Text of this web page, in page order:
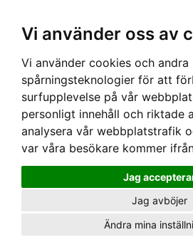
Vi använder oss av
Vi använder cookies och andra
spårningsteknologier för att
surfupplevelse på vår
personligt innehåll och riktade
analysera vår webbplatstrafik
var våra besökare kommer
Jag
Jag avböjer
Ändra mina
Hem› ACCESSOARER ›VÄSKOR› TYGVÄSKA -